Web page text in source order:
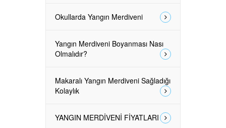
Okullarda Yangın Merdiveni
Yangın Merdiveni Boyanması Nası
Olmalıdır?
Makaralı Yangın Merdiveni Sağladığı
Kolaylık
YANGIN MERDİVENİ FİYATLARI